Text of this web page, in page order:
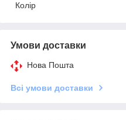
Колір
Умови доставки
Нова Пошта
Всі умови доставки